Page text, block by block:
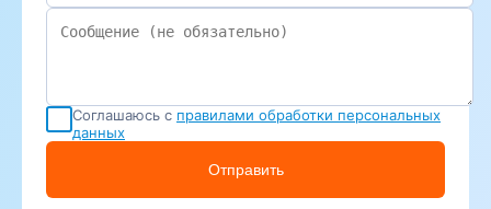
Соглашаюсь с правилами обработки персональных
данных
Отправить